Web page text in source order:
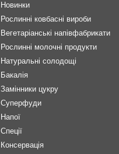
Новинки
Рослинні ковбасні вироби
Вегетаріанські напівфабрикати
Рослинні молочні продукти
Натуральні солодощі
Бакалія
Замінники цукру
Суперфуди
Напої
Спеції
Консервація